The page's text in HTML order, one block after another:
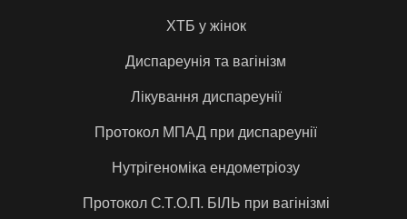
ХТБ у жінок
Диспареунія та вагінізм
Лікування диспареунії
Протокол МПАД при диспареунії
Нутрігеноміка ендометріозу
Протокол С.Т.О.П. БІЛЬ при вагінізмі